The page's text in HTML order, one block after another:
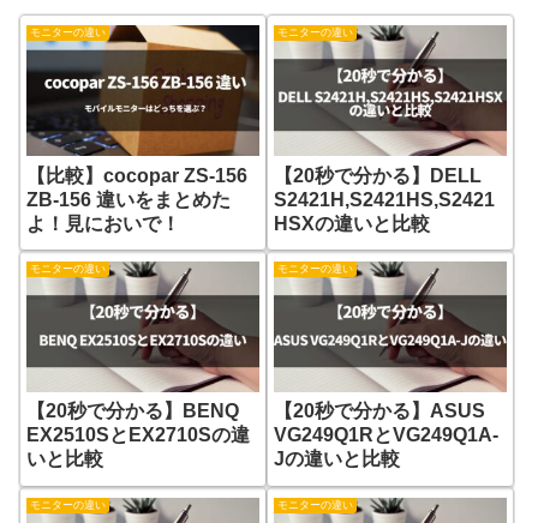
モニターの違い
【比較】cocopar ZS-156
ZB-156 違いをまとめた
よ！見においで！
モニターの違い
【20秒で分かる】DELL
S2421H,S2421HS,S2421
HSXの違いと比較
モニターの違い
【20秒で分かる】BENQ
EX2510SとEX2710Sの違
いと比較
モニターの違い
【20秒で分かる】ASUS
VG249Q1RとVG249Q1A-
Jの違いと比較
モニターの違い モニターの違い